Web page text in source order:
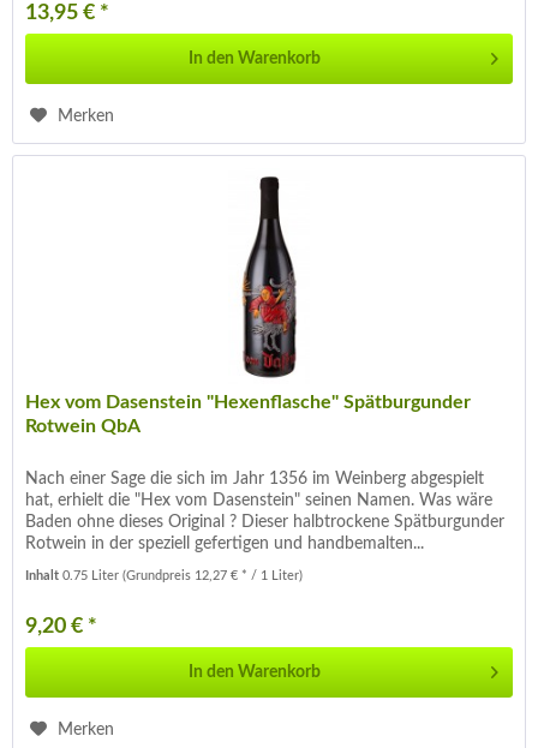
13,95 € *
In den Warenkorb
Merken
Hex vom Dasenstein "Hexenflasche" Spätburgunder
Rotwein QbA
Nach einer Sage die sich im Jahr 1356 im Weinberg abgespielt
hat, erhielt die "Hex vom Dasenstein" seinen Namen. Was wäre
Baden ohne dieses Original ? Dieser halbtrockene Spätburgunder
Rotwein in der speziell gefertigen und handbemalten...
Inhalt0.75 Liter(Grundpreis 12,27 € * / 1 Liter)
9,20 € *
In den Warenkorb
Merken